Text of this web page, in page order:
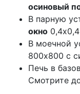
осиновый
В парную
окно
В моечной
800х800 с
Печь в
Смотрите